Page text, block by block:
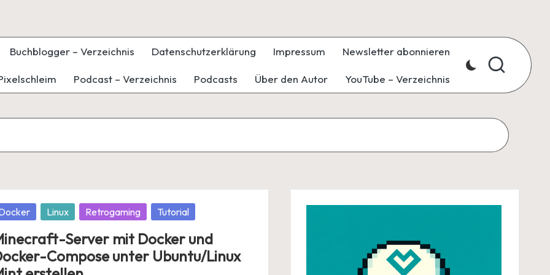
Buchblogger – Verzeichnis Datenschutzerklärung Impressum Newsletter abonnieren
Podcast – Verzeichnis Podcasts Über den Autor YouTube – Verzeichnis
Linux Retrogaming Tutorial
Server mit Docker und
Compose unter Ubuntu/Linux